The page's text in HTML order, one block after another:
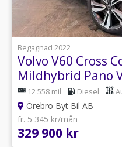
Begagnad 2022
Volvo V60 Cross
Mildhybrid Pano
12 558 mil Diesel
Örebro Byt Bil AB
fr. 5 345 kr/mån
329 900 kr